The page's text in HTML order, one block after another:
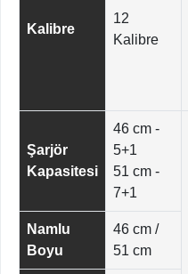
Kalibre
12
Kalibre
Şarjör
Kapasitesi
46 cm -
5+1
51 cm -
7+1
Namlu
Boyu
46 cm /
51 cm